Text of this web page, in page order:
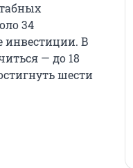
34
инвестиции. В
— до 18
шести